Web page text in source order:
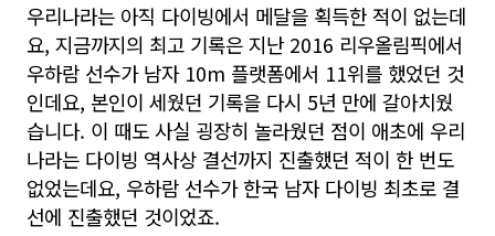
우리나라는 아직 다이빙에서 메달을 획득한 적이 없는데
요, 지금까지의 최고 기록은 지난 2016 리우올림픽에서
우하람 선수가 남자 10m 플랫폼에서 11위를 했었던 것
인데요, 본인이 세웠던 기록을 다시 5년 만에 갈아치웠
습니다. 이 때도 사실 굉장히 놀라웠던 점이 애초에 우리
나라는 다이빙 역사상 결선까지 진출했던 적이 한 번도
없었는데요, 우하람 선수가 한국 남자 다이빙 최초로 결
선에 진출했던 것이었죠.